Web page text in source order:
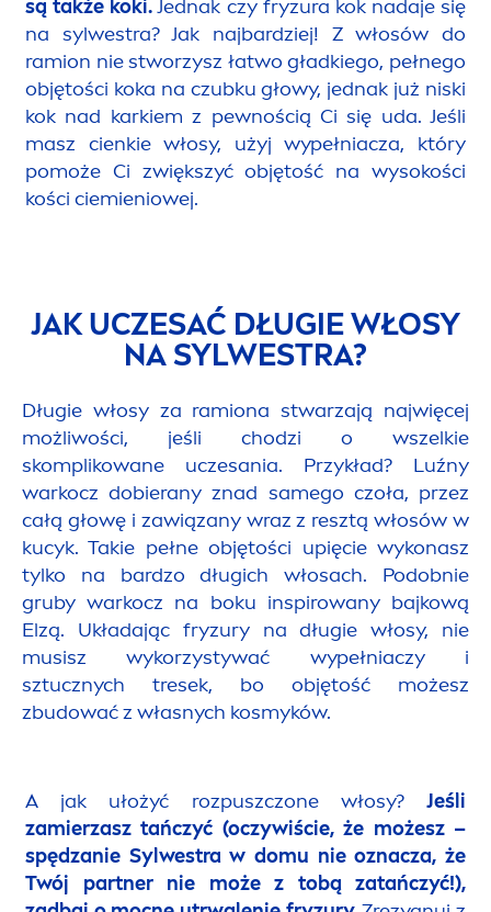
są także koki.Jednak czy fryzura kok nadaje się
na sylwestra? Jak najbardziej! Z włosów do
ramion nie stworzysz łatwo gładkiego, pełnego
objętości koka na czubku głowy, jednak już niski
kok nad karkiem z pewnością Ci się uda. Jeśli
masz cienkie włosy, użyj wypełniacza, który
pomoże Ci zwiększyć objętość na wysokości
kości ciemieniowej.
JAK UCZESAĆ DŁUGIE WŁOSY
NA SYLWESTRA?
Długie włosy za ramiona stwarzają najwięcej
możliwości, jeśli chodzi o wszelkie
skomplikowane uczesania. Przykład? Luźny
warkocz dobierany znad samego czoła, przez
całą głowę i zawiązany wraz z resztą włosów w
kucyk. Takie pełne objętości upięcie wykonasz
tylko na bardzo długich włosach. Podobnie
gruby warkocz na boku inspirowany bajkową
Elzą. Układając fryzury na długie włosy, nie
musisz wykorzystywać wypełniaczy i
sztucznych tresek, bo objętość możesz
zbudować z własnych kosmyków.
A jak ułożyć rozpuszczone włosy?Jeśli
zamierzasz tańczyć (oczywiście, że możesz –
spędzanie Sylwestra w domu nie oznacza, że
Twój partner nie może z tobą zatańczyć!),